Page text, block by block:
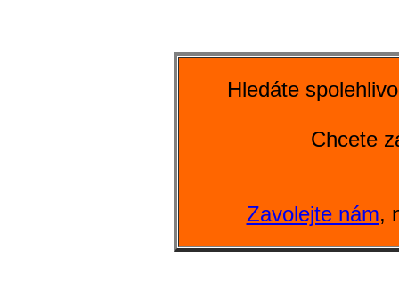
Hledáte
Chcete
Zavolejte nám,